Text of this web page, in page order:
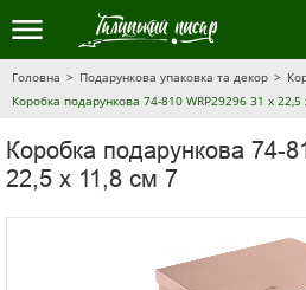
Головна Подарункова упаковка та декор
Коробка подарункова 74-810 WRP29296 31 х 22,5
Коробка подарункова 74-
22,5 х 11,8 см 7